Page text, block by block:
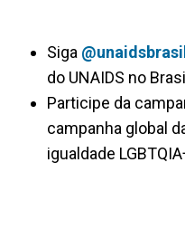
Siga @unaidsbrasil
do UNAIDS no
Participe da
campanha global
igualdade